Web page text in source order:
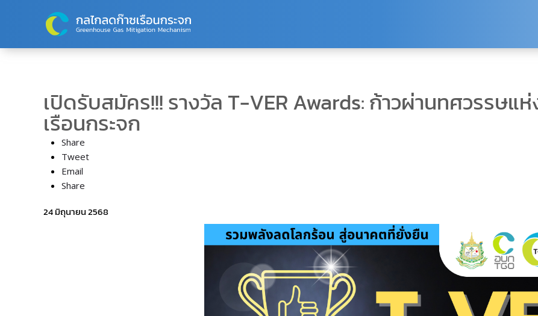
Skip to main content
เปิดรับสมัคร!!! รางวัล T-VER Awards: ก้าวผ่านทศวรรษแ
เรือนกระจก
Share
Tweet
Email
Share
24 มิถุนายน 2568